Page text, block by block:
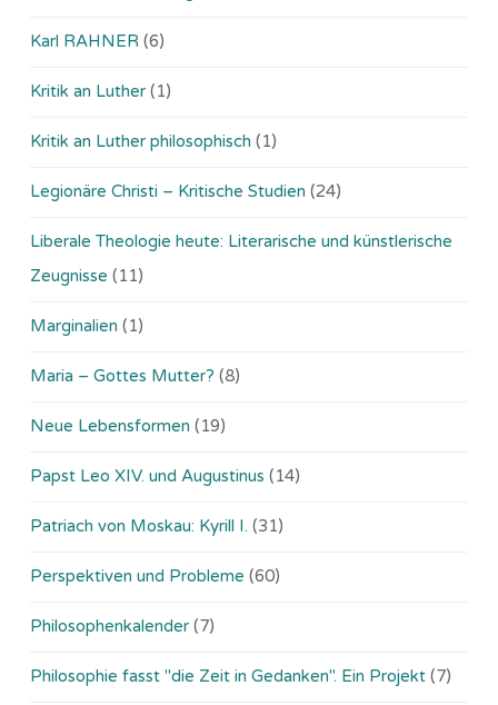
Karl RAHNER (6)
Kritik an Luther (1)
Kritik an Luther philosophisch (1)
Legionäre Christi – Kritische Studien (24)
Liberale Theologie heute: Literarische und künstlerische
Zeugnisse (11)
Marginalien (1)
Maria – Gottes Mutter? (8)
Neue Lebensformen (19)
Papst Leo XIV. und Augustinus (14)
Patriach von Moskau: Kyrill I. (31)
Perspektiven und Probleme (60)
Philosophenkalender (7)
Philosophie fasst "die Zeit in Gedanken". Ein Projekt (7)